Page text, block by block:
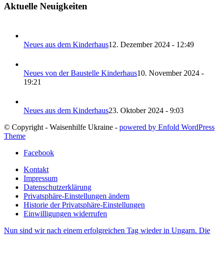
Aktuelle Neuigkeiten
Neues aus dem Kinderhaus12. Dezember 2024 - 12:49
Neues von der Baustelle Kinderhaus10. November 2024 -
19:21
Neues aus dem Kinderhaus23. Oktober 2024 - 9:03
© Copyright - Waisenhilfe Ukraine - powered by Enfold WordPress
Theme
Facebook
Kontakt
Impressum
Datenschutzerklärung
Privatsphäre-Einstellungen ändern
Historie der Privatsphäre-Einstellungen
Einwilligungen widerrufen
Nun sind wir nach einem erfolgreichen Tag wieder in Ungarn. Die